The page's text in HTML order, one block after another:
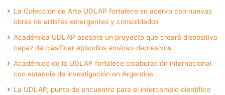
La Colección de Arte UDLAP fortalece su acervo con nuevas
obras de artistas emergentes y consolidados
Académica UDLAP asesora un proyecto que creará dispositivo
capaz de clasificar episodios ansioso-depresivos
Académico de la UDLAP fortalece colaboración internacional
con estancia de investigación en Argentina
La UDLAP, punto de encuentro para el intercambio científico